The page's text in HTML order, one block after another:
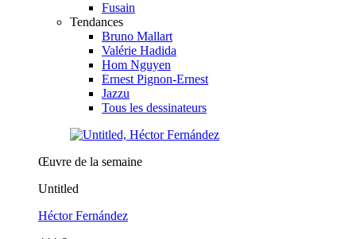
Fusain
Tendances
Bruno Mallart
Valérie Hadida
Hom Nguyen
Ernest Pignon-Ernest
Jazzu
Tous les dessinateurs
Œuvre de la semaine
Untitled
Héctor Fernández